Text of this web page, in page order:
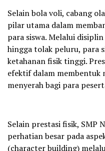
Selain bola voli, cabang
pilar utama dalam
para siswa. Melalui
hingga tolak peluru, para
ketahanan fisik tinggi.
efektif dalam membentuk
menyerah bagi para
Selain prestasi fisik, SMP
perhatian besar pada
(character building)